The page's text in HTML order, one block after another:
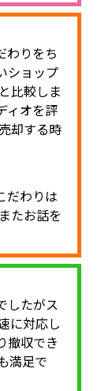
わりをち
ショップ
比較しま
ィオを評
却する時
だわりは
たお話を
したがス
に対応し
撤収でき
満足で